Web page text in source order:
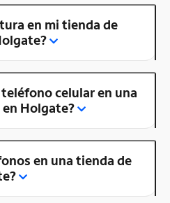
en mi tienda de
celular en una
Holgate?
en una tienda de